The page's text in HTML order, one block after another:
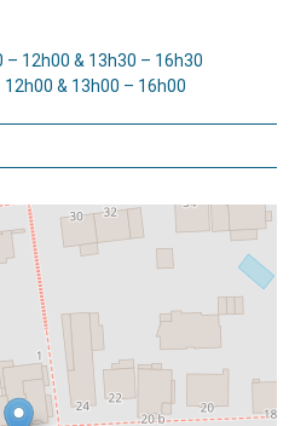
– 12h00 & 13h30 – 16h30
& 13h00 – 16h00